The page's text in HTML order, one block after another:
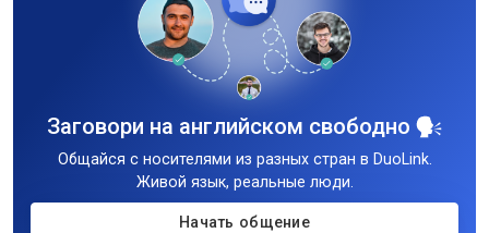
Заговори на английском свободно
Общайся с носителями из разных стран в DuoLink.
Живой язык, реальные люди.
Начать общение